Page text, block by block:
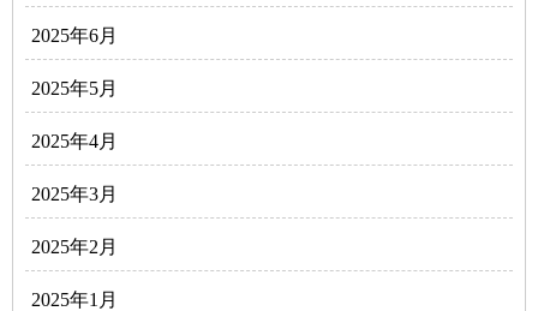
2025年6月
2025年5月
2025年4月
2025年3月
2025年2月
2025年1月